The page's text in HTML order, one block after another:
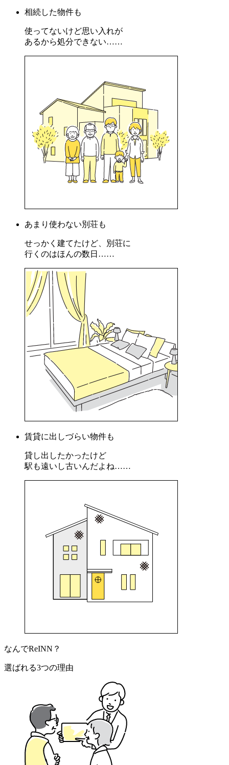
相続した物件も
使ってないけど思い入れが
あるから処分できない……
あまり使わない別荘も
せっかく建てたけど、別荘に
行くのはほんの数日……
賃貸に出しづらい物件も
貸し出したかったけど
駅も遠いし古いんだよね……
なんでReINN？
選ばれる3つの理由